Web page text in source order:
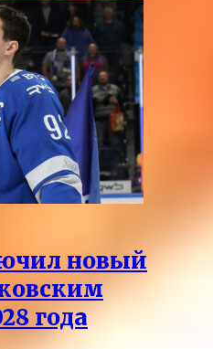
новый
года